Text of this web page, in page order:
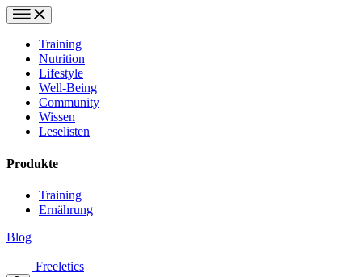
Training
Nutrition
Lifestyle
Well-Being
Community
Wissen
Leselisten
Produkte
Training
Ernährung
Blog
Freeletics